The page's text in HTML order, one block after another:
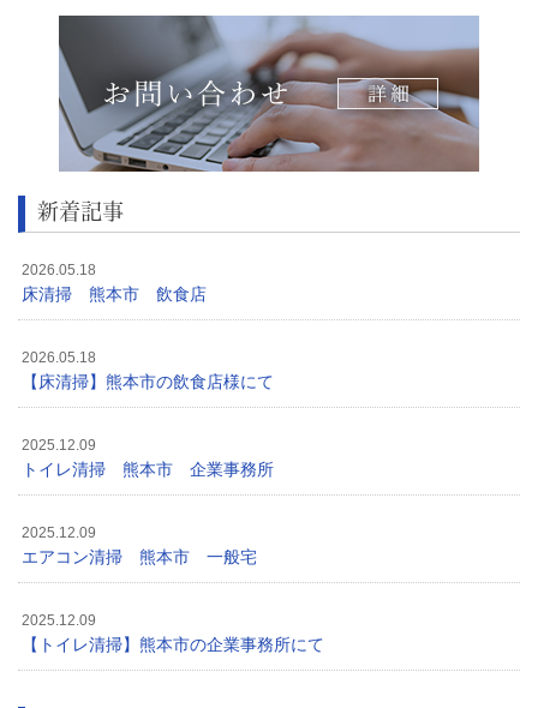
新着記事
2026.05.18
床清掃 熊本市 飲食店
2026.05.18
【床清掃】熊本市の飲食店様にて
2025.12.09
トイレ清掃 熊本市 企業事務所
2025.12.09
エアコン清掃 熊本市 一般宅
2025.12.09
【トイレ清掃】熊本市の企業事務所にて